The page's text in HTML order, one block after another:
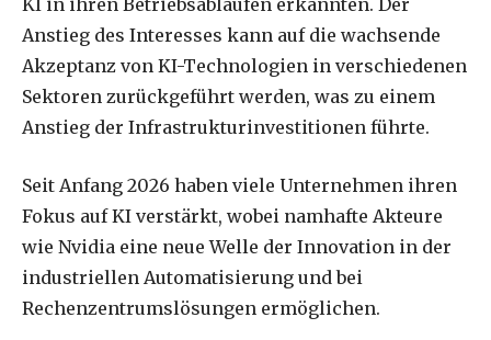
Anstieg des Interesses kann auf die wachsende
Akzeptanz von KI-Technologien in verschiedenen
Sektoren zurückgeführt werden, was zu einem
Anstieg der Infrastrukturinvestitionen führte.
Seit Anfang 2026 haben viele Unternehmen ihren
Fokus auf KI verstärkt, wobei namhafte Akteure
wie Nvidia eine neue Welle der Innovation in der
industriellen Automatisierung und bei
Rechenzentrumslösungen ermöglichen.